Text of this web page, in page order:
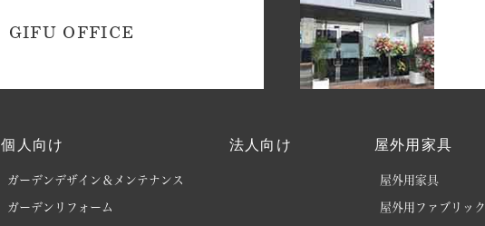
GIFU OFFICE
個人向け
ガーデンデザイン＆メンテナンス
ガーデンリフォーム
法人向け 屋外用家具
屋外用家具
屋外用ファブリッ